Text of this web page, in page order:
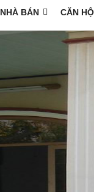
NHÀ BÁN CĂN HỘ